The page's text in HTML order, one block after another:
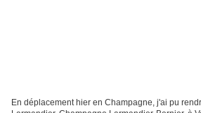
En déplacement hier en Champagne, j'ai pu